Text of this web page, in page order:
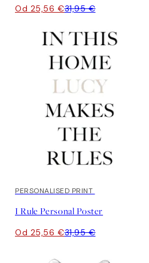
Od 25,56 €31,95 €
20%*
PERSONALISED PRINT
I Rule Personal Poster
Od 25,56 €31,95 €